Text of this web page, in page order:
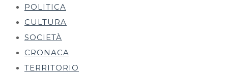
POLITICA
CULTURA
SOCIETÀ
CRONACA
TERRITORIO